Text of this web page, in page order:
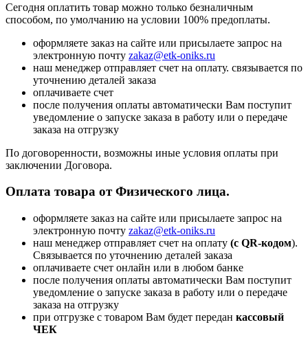
Сегодня оплатить товар можно только безналичным
способом, по умолчанию на условии 100% предоплаты.
оформляете заказ на сайте или присылаете запрос на
электронную почту zakaz@etk-oniks.ru
наш менеджер отправляет счет на оплату. связывается по
уточнению деталей заказа
оплачиваете счет
после получения оплаты автоматически Вам поступит
уведомление о запуске заказа в работу или о передаче
заказа на отгрузку
По договоренности, возможны иные условия оплаты при
заключении Договора.
Оплата товара от Физического лица.
оформляете заказ на сайте или присылаете запрос на
электронную почту zakaz@etk-oniks.ru
наш менеджер отправляет счет на оплату (с QR-кодом).
Связывается по уточнению деталей заказа
оплачиваете счет онлайн или в любом банке
после получения оплаты автоматически Вам поступит
уведомление о запуске заказа в работу или о передаче
заказа на отгрузку
при отгрузке с товаром Вам будет передан кассовый
ЧЕК